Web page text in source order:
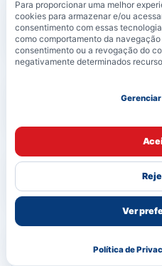
Para proporcionar uma melhor
cookies para armazenar e/ou
consentimento com essas
como comportamento da
consentimento ou a revogação do
negativamente determinados
Ver
Política de
A Líder orienta
veículos
Empresas com frota
Documentação
atrapalhar a
atendimento?